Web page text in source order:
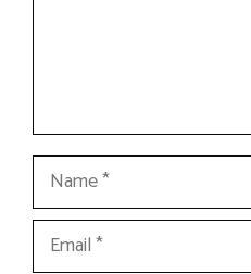
Name
Email